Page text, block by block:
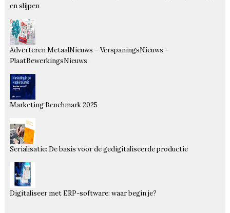
en slijpen
Adverteren MetaalNieuws – VerspaningsNieuws –
PlaatBewerkingsNieuws
Marketing Benchmark 2025
Serialisatie: De basis voor de gedigitaliseerde productie
Digitaliseer met ERP-software: waar begin je?